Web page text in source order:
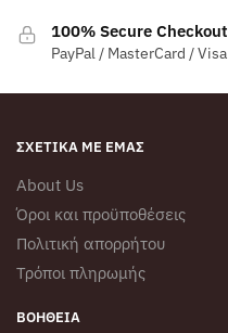
100% Secure Checkout
PayPal / MasterCard / Visa
ΣΧΕΤΙΚΆ ΜΕ ΕΜΆΣ
About Us
Όροι και προϋποθέσεις
Πολιτική απορρήτου
Τρόποι πληρωμής
ΒΟΉΘΕΙΑ